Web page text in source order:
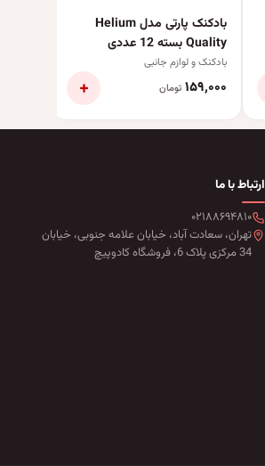
بادکنک پارتی مدل Helium
Quality بسته 12 عددی
بادکنک و لوازم جانبی
۱۵۹٬۰۰۰ تومان +
ارتباط با ما
۰۲۱۸۸۶۹۴۸۱۰
تهران، سعادت آباد، خیابان علامه جنوبی، خیابان
34 مرکزی پلاک 6، فروشگاه کادوپیچ